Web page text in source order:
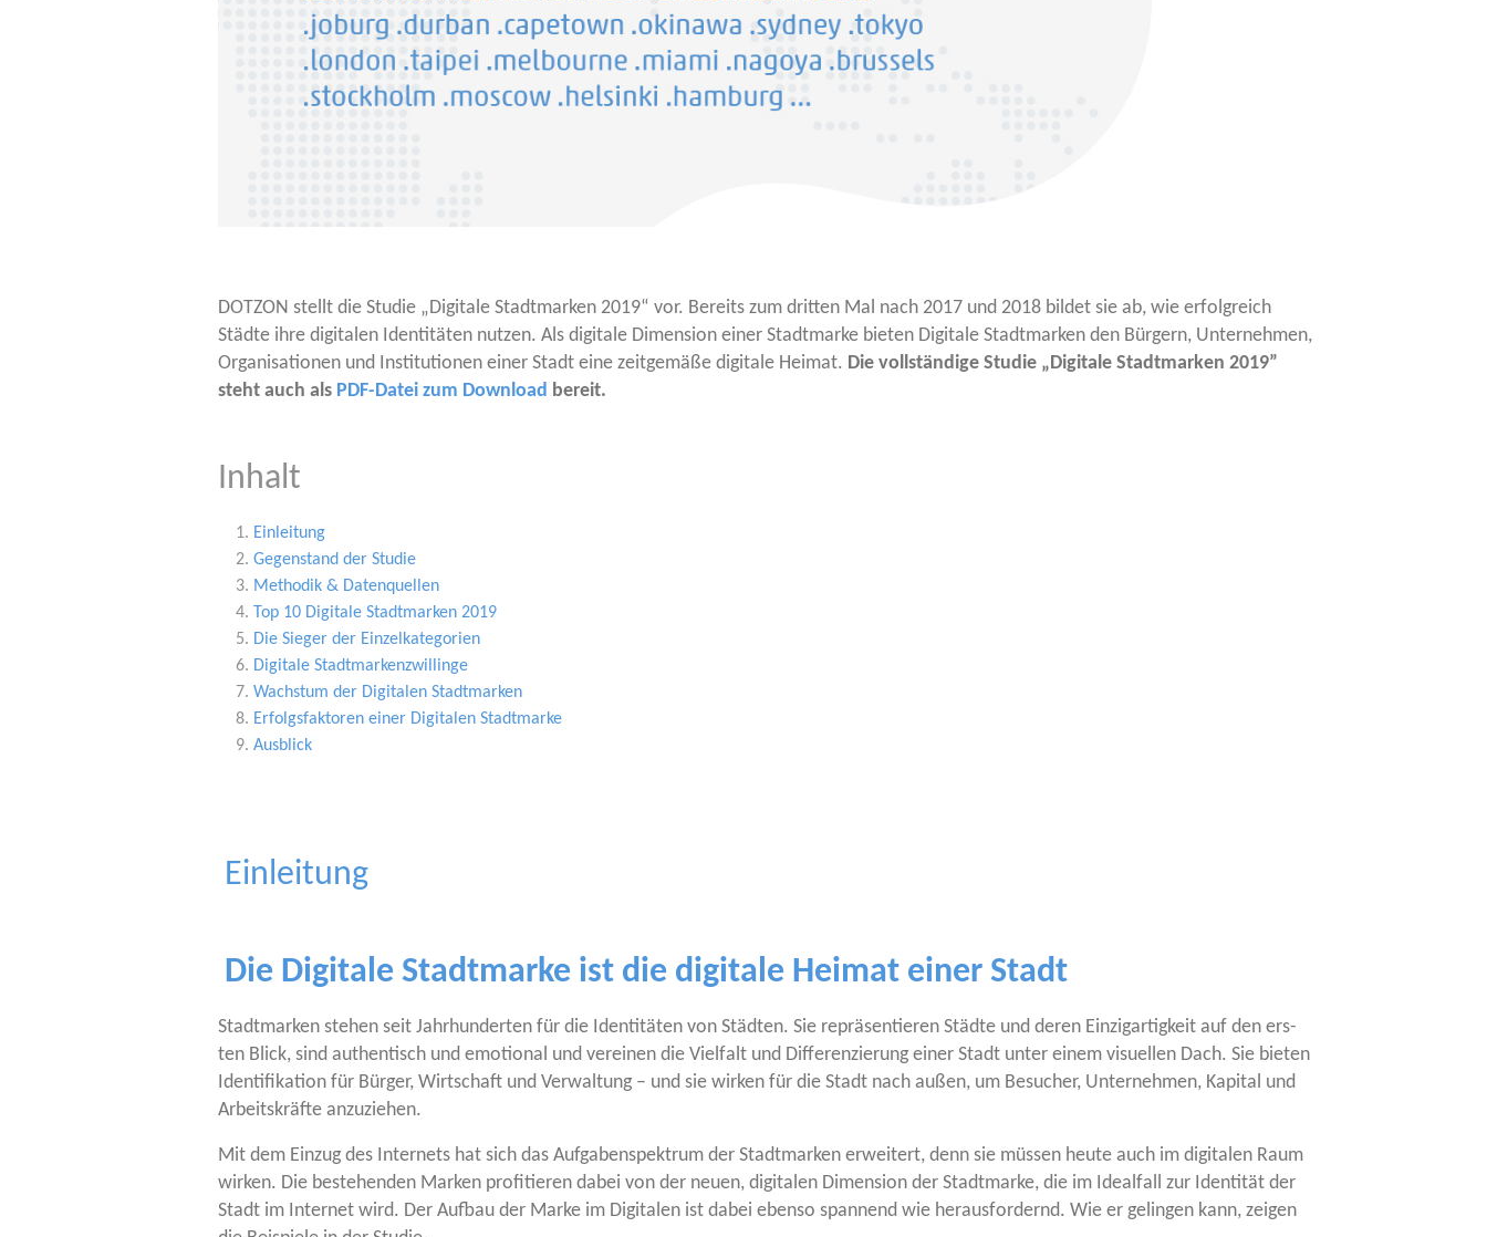
DOTZON stellt die Stu­die „Digi­ta­le Stadt­mar­ken 2019“ vor. Bereits zum drit­ten Mal nach 2017 und 2018 bil­det sie ab, wie erfolg­reich
Städ­te ihre digi­ta­len Iden­ti­tä­ten nut­zen. Als digi­ta­le Dimen­si­on einer Stadt­mar­ke bie­ten Digi­ta­le Stadt­mar­ken den Bür­gern, Unter­neh­men,
Orga­ni­sa­tio­nen und Insti­tu­tio­nen einer Stadt eine zeit­ge­mä­ße digi­ta­le Hei­mat. Die voll­stän­di­ge Stu­die „Digi­ta­le Stadt­mar­ken 2019”
steht auch als PDF-Datei zum Down­load bereit.
Inhalt
Ein­lei­tung
Gegen­stand der Studie
Metho­dik & Datenquellen
Top 10 Digi­ta­le Stadt­mar­ken 2019
Die Sie­ger der Einzelkategorien
Digi­ta­le Stadtmarkenzwillinge
Wachs­tum der Digi­ta­len Stadtmarken
Erfolgs­fak­to­ren einer Digi­ta­len Stadtmarke
Aus­blick
Einleitung
Die Digitale Stadtmarke ist die digitale Heimat einer Stadt
Stadt­mar­ken ste­hen seit Jahr­hun­der­ten für die Iden­ti­tä­ten von Städ­ten. Sie reprä­sen­tie­ren Städ­te und deren Ein­zig­ar­tig­keit auf den ers­
ten Blick, sind authen­tisch und emo­tio­nal und ver­ei­nen die Viel­falt und Dif­fe­ren­zie­rung einer Stadt unter einem visu­el­len Dach. Sie bie­ten
Iden­ti­fi­ka­ti­on für Bür­ger, Wirt­schaft und Ver­wal­tung – und sie wir­ken für die Stadt nach außen, um Besu­cher, Unter­neh­men, Kapi­tal und
Arbeits­kräf­te anzuziehen.
Mit dem Ein­zug des Inter­nets hat sich das Auf­ga­ben­spek­trum der Stadt­mar­ken erwei­tert, denn sie müs­sen heu­te auch im digi­ta­len Raum
wir­ken. Die bestehen­den Mar­ken pro­fi­tie­ren dabei von der neu­en, digi­ta­len Dimen­si­on der Stadt­mar­ke, die im Ide­al­fall zur Iden­ti­tät der
Stadt im Inter­net wird. Der Auf­bau der Mar­ke im Digi­ta­len ist dabei eben­so span­nend wie her­aus­for­dernd. Wie er gelin­gen kann, zei­gen